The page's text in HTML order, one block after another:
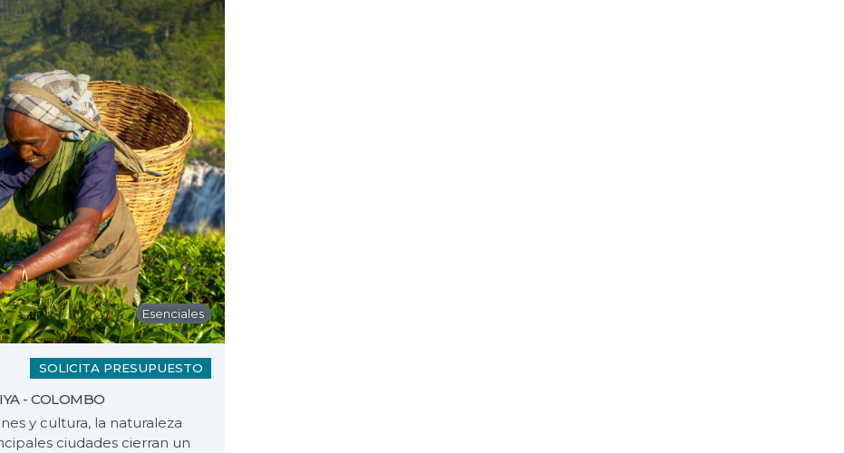
Esenciales
SOLICITA PRESUPUESTO
- COLOMBO
y cultura, la naturaleza
ciudades cierran un